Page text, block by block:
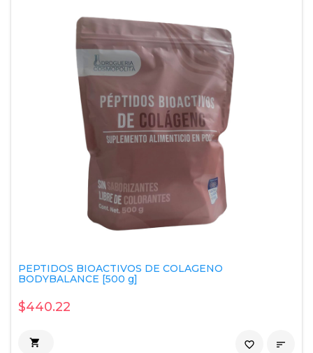
PEPTIDOS BIOACTIVOS DE COLAGENO
BODYBALANCE [500 g]
$440.22
 
favorite_border